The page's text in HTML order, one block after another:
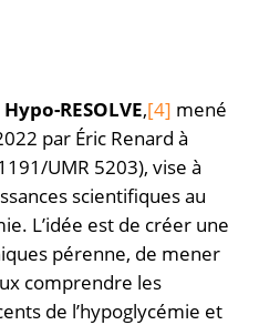
RESOLVE,[4] mené
par Éric Renard à
UMR 5203), vise à
scientifiques au
L’idée est de créer une
pérenne, de mener
comprendre les
de l’hypoglycémie et